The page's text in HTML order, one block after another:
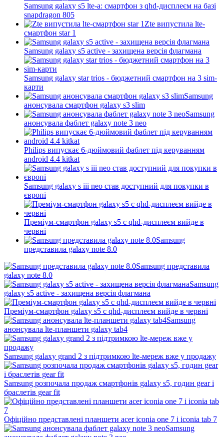
Samsung galaxy s5 lte-а: смартфон з qhd-дисплеєм на базі
snapdragon 805
Zte випустила lte-
смартфон star 1
Samsung galaxy s5 active - захищена версія флагмана
Samsung galaxy star trios - бюджетний смартфон на 3 sim-
карти
Samsung
анонсувала смартфон galaxy s3 slim
Samsung
анонсувала фаблет galaxy note 3 neo
Philips випускає 6-дюймовий фаблет під керуванням
android 4.4 kitkat
Samsung galaxy s iii neo став доступний для покупки в
європі
Преміум-смартфон galaxy s5 c qhd-дисплеєм вийде в
червні
Samsung
представила galaxy note 8.0
Samsung представила
galaxy note 8.0
Samsung
galaxy s5 active - захищена версія флагмана
Преміум-смартфон galaxy s5 c qhd-дисплеєм вийде в червні
Samsung
анонсувала lte-планшети galaxy tab4
Samsung galaxy grand 2 з підтримкою lte-мереж вже у продажу
Samsung розпочала продаж смартфонів galaxy s5, годин gear і
браслетів gear fit
Офіційно представлені планшети acer iconia one 7 і iconia tab 7
Samsung